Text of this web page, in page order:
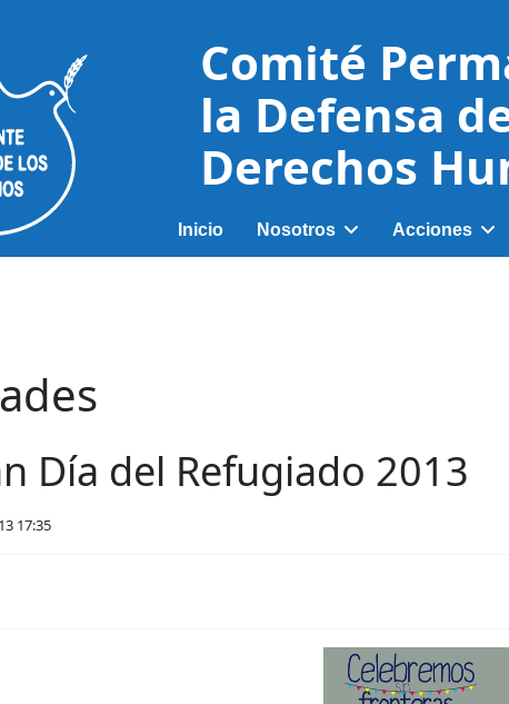
Comité
la Defensa
Derechos
Inicio Nosotros Acciones
Día del Refugiado 2013
17:35